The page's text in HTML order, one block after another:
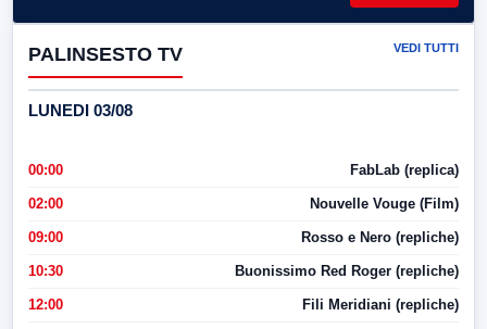
PALINSESTO TV VEDI TUTTI
LUNEDI 03/08
00:00 FabLab (replica)
02:00 Nouvelle Vouge (Film)
09:00 Rosso e Nero (repliche)
10:30 Buonissimo Red Roger (repliche)
12:00 Fili Meridiani (repliche)